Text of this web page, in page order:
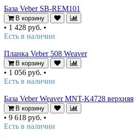
База Veber SB-REM101
В корзину
• 1 428 руб. •
Есть в наличии
Планка Veber 508 Weaver
В корзину
• 1 056 руб. •
Есть в наличии
База Veber Weaver MNT-K4728 верхняя
В корзину
• 9 618 руб. •
Есть в наличии